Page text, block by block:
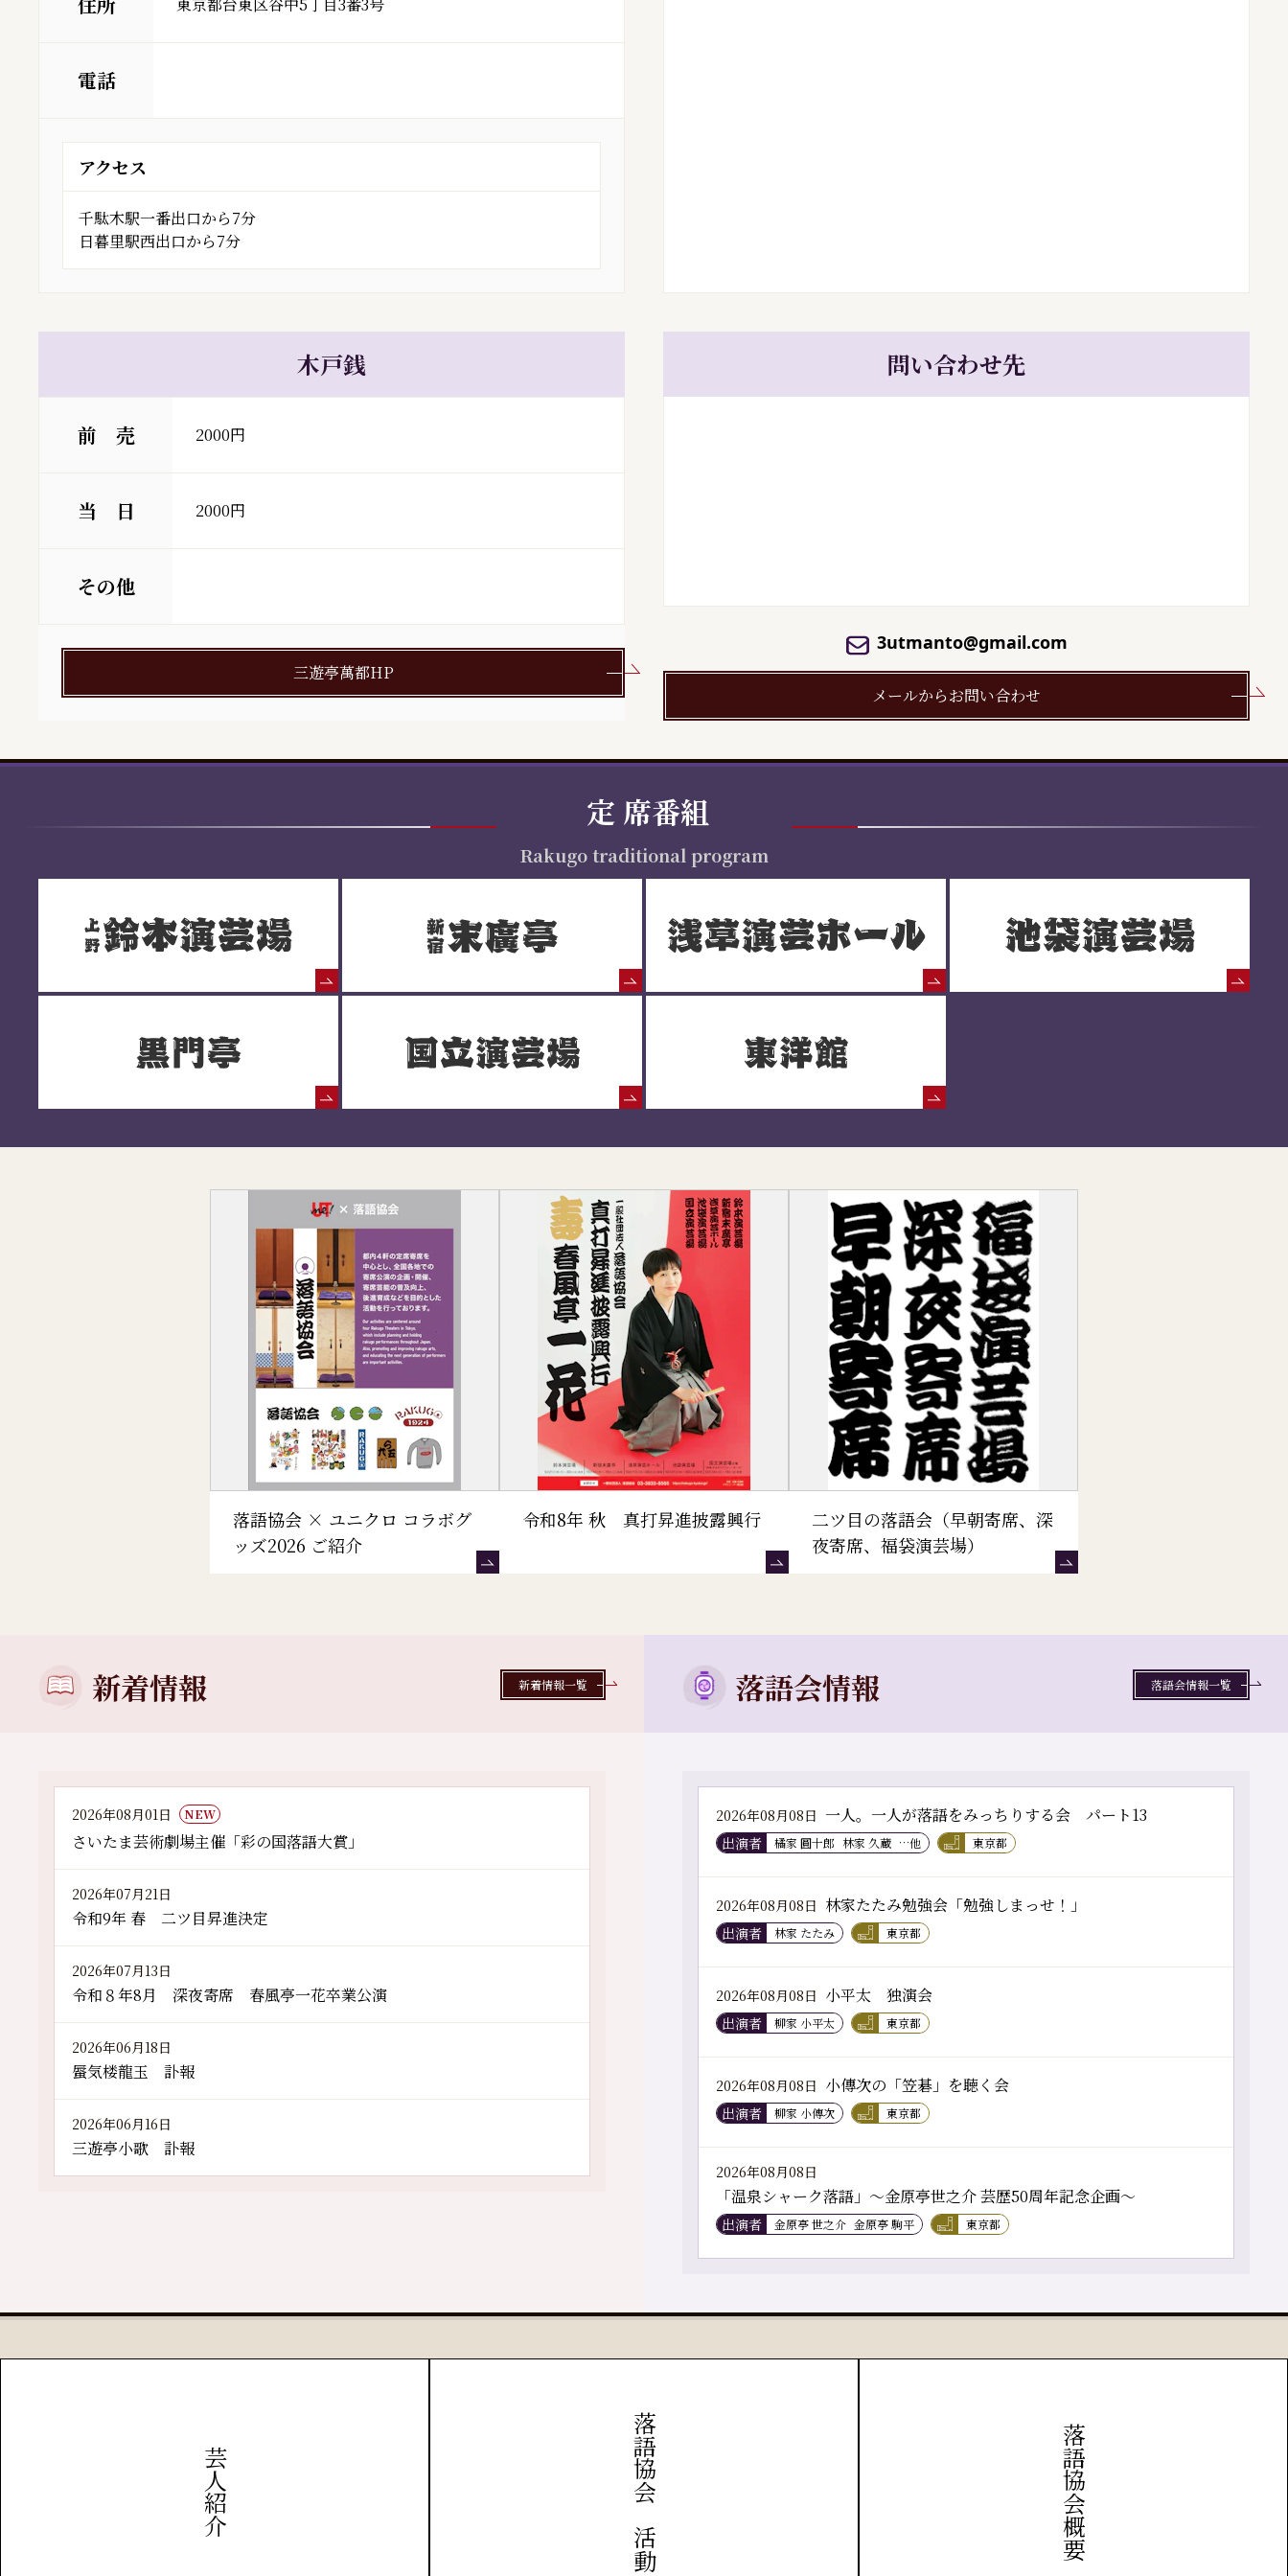
電話
アクセス
千駄木駅一番出口から7分
日暮里駅西出口から7分
木戸銭
前 売 2000円
当 日 2000円
その他
三遊亭萬都HP
問い合わせ先
3utmanto@gmail.com
メールからお問い合わせ
定 席番組
Rakugo traditional program
落語協会 × ユニクロ コラボグ
ッズ2026 ご紹介
令和8年 秋 真打昇進披露興行
二ツ目の落語会（早朝寄席、深
夜寄席、福袋演芸場）
新着情報
2026年08月01日 NEW
さいたま芸術劇場主催「彩の国落語大賞」
2026年07月21日
令和9年 春 二ツ目昇進決定
2026年07月13日
令和８年8月 深夜寄席 春風亭一花卒業公演
2026年06月18日
蜃気楼龍玉 訃報
2026年06月16日
三遊亭小歌 訃報
新着情報一覧 落語会情報
2026年08月08日 一人。一人が落語をみっちりする会 パート13
出演者 橘家 圓十郎 林家 久蔵 …他 東京都
2026年08月08日 林家たたみ勉強会「勉強しまっせ！」
出演者 林家 たたみ 東京都
2026年08月08日 小平太 独演会
出演者 柳家 小平太 東京都
2026年08月08日 小傳次の「笠碁」を聴く会
出演者 柳家 小傳次 東京都
2026年08月08日
「温泉シャーク落語」～金原亭世之介 芸歴50周年記念企画～
出演者 金原亭 世之介 金原亭 駒平 東京都
落語会情報一覧
芸人紹介 落語協会の活動 落語協会概要